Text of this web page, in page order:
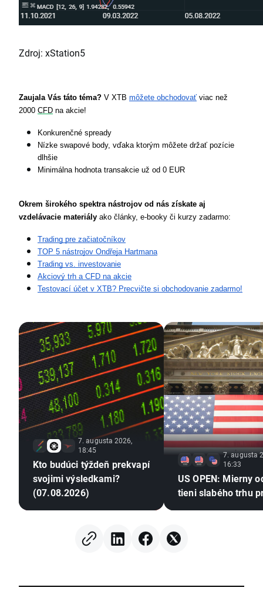
Zdroj: xStation5
Zaujala Vás táto téma? V XTB môžete obchodovať viac než
2000 CFD na akcie!
Konkurenčné spready
Nízke swapové body, vďaka ktorým môžete držať pozície
dlhšie
Minimálna hodnota transakcie už od 0 EUR
Okrem širokého spektra nástrojov od nás získate aj
vzdelávacie materiály ako články, e-booky či kurzy zadarmo:
Trading pre začiatočníkov
TOP 5 nástrojov Ondřeja Hartmana
Trading vs. investovanie
Akciový trh a CFD na akcie
Testovací účet v XTB? Precvičte si obchodovanie zadarmo!
7. augusta 2026,
18:45
Kto budúci týždeň prekvapí
svojimi výsledkami?
(07.08.2026)
7. augusta
16:33
US OPEN: Mierny
tieni slabého trhu